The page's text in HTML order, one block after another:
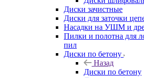
Диски зачистные
Диски для заточки
Насадки на УШМ и
Пилки и полотна для
пил
Диски по бетону
Назад
Диски по бетону